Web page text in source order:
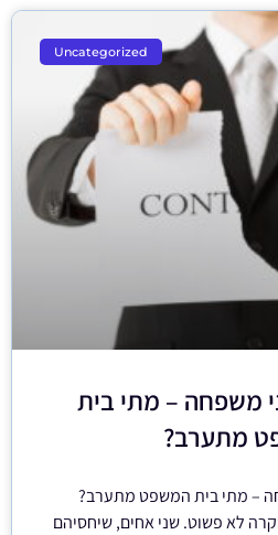
Uncategorized
משפחה – מתי בית
מתערב?
– מתי בית המשפט מתערב?
לא פשוט. שני אחים, שיחסיהם